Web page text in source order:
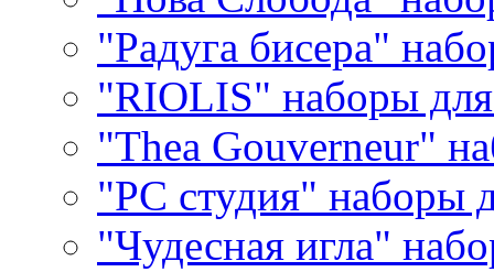
"Радуга бисера"
"RIOLIS" наборы
"Thea Gouverneur"
"РС студия" наборы
"Чудесная игла"